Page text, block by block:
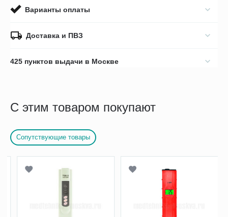
Варианты оплаты
Доставка и ПВЗ
425 пунктов выдачи в Москве
С этим товаром покупают
Сопутствующие товары